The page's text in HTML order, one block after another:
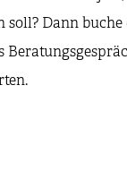
soll? Dann